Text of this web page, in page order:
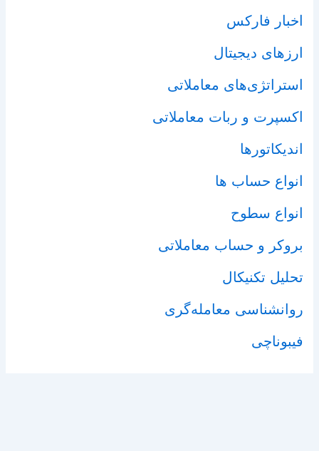
اخبار فارکس
ارزهای دیجیتال
استراتژی‌های معاملاتی
اکسپرت و ربات معاملاتی
اندیکاتورها
انواع حساب ها
انواع سطوح
بروکر و حساب معاملاتی
تحلیل تکنیکال
روانشناسی معامله‌گری
فیبوناچی